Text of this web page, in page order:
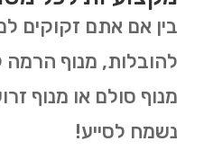
בין אם אתם זקוקים
להובלות, מנוף הרמה
מנוף סולם או מנוף
נשמח לסייע!